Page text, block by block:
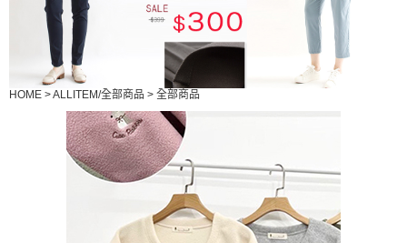
HOME >ALLITEM/全部商品 > 全部商品